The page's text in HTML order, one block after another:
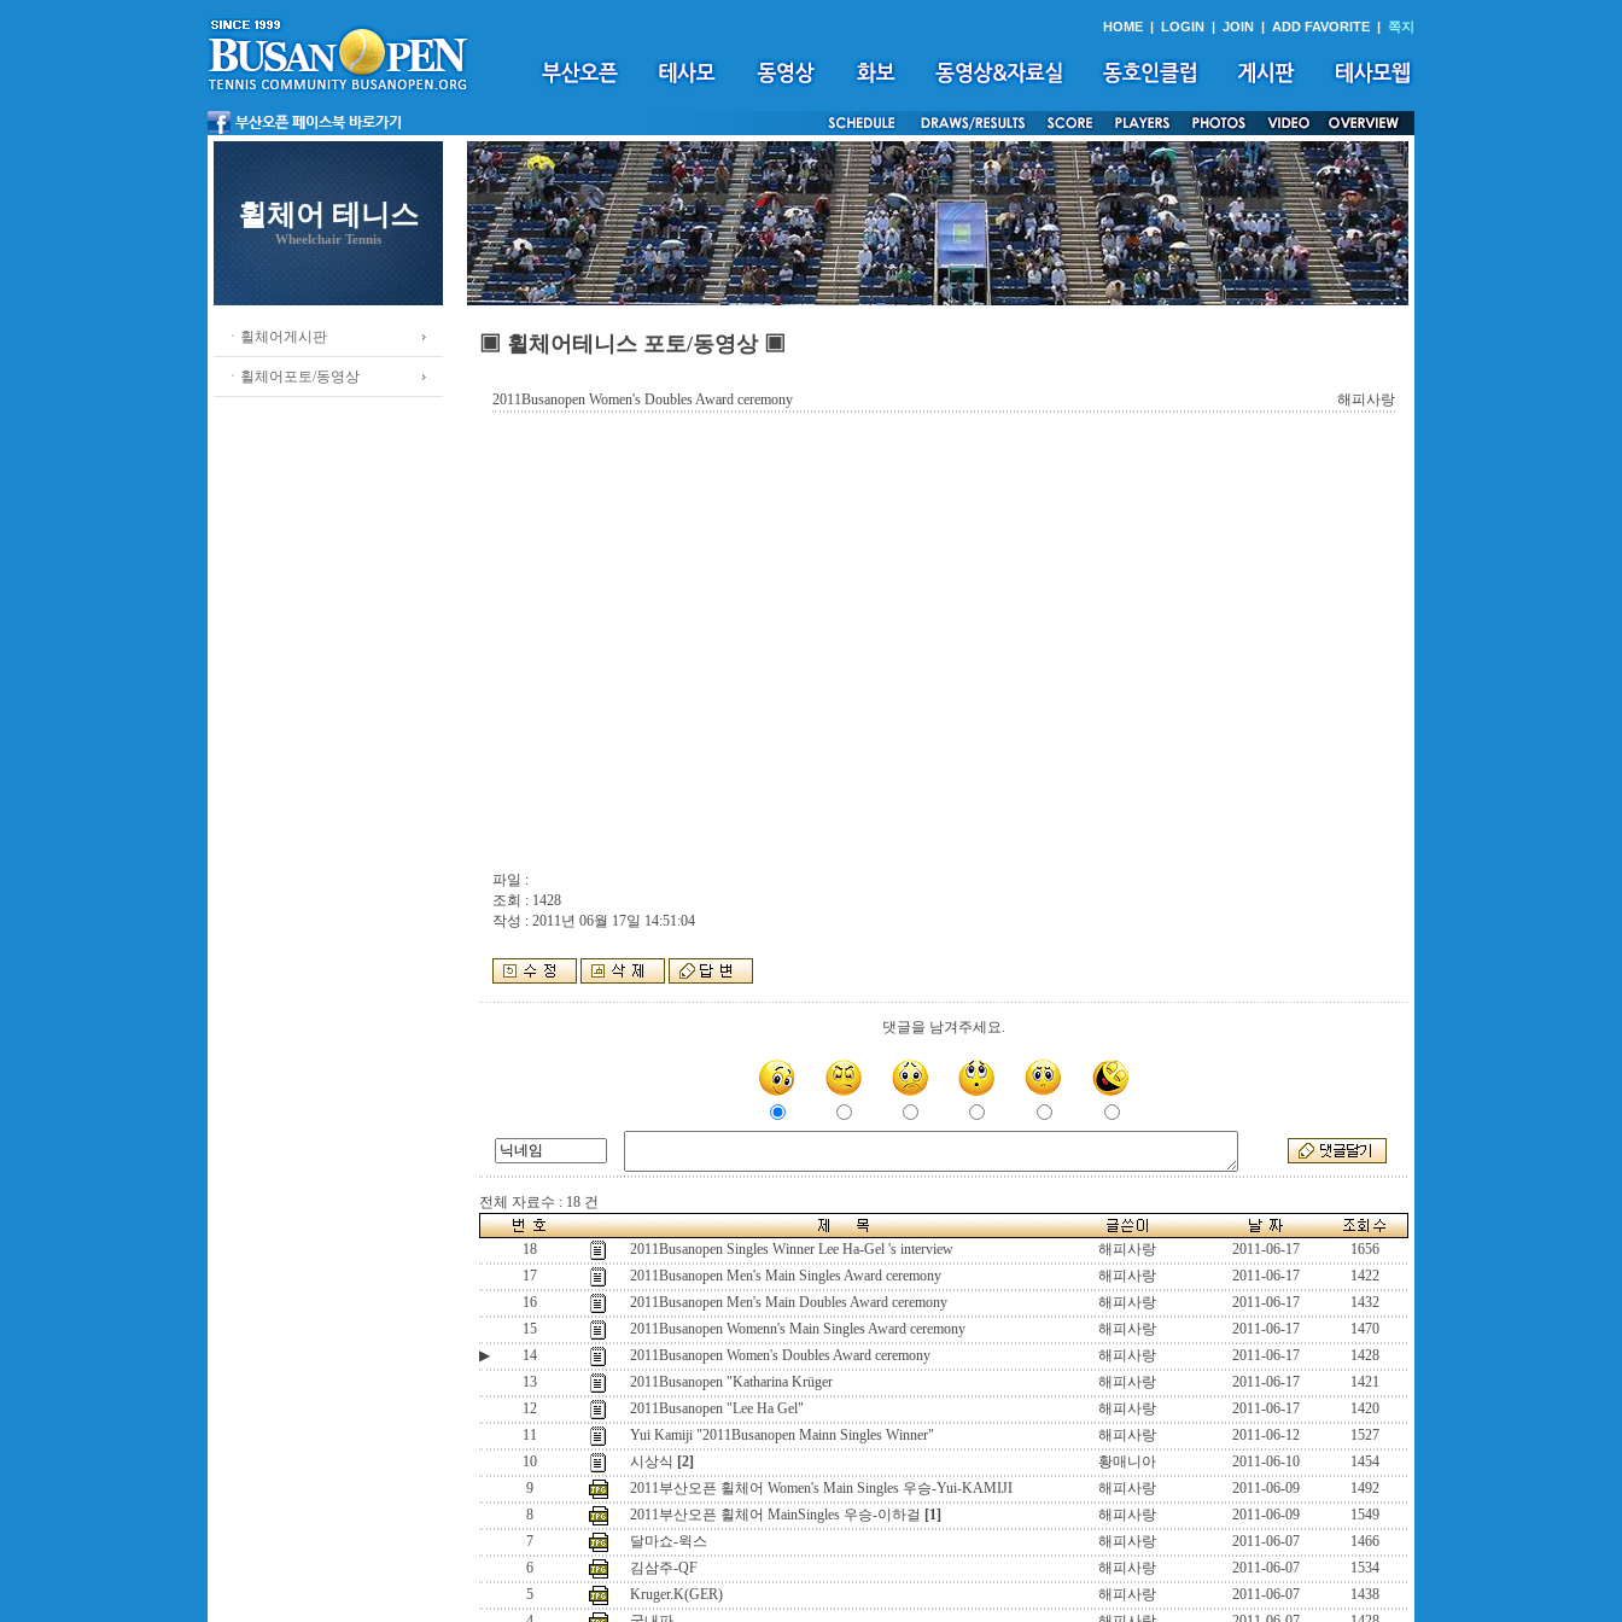
HOME | LOGIN | JOIN | ADD FAVORITE | 쪽지
휠체어 테니스
Wheelchair Tennis
ㆍ휠체어게시판
ㆍ휠체어포토/동영상
▣ 휠체어테니스 포토/동영상 ▣
2011Busanopen Women's Doubles Award ceremony 해피사랑
파일 :
조회 : 1428
작성 : 2011년 06월 17일 14:51:04
댓글을 남겨주세요.
전체 자료수 : 18 건
18 2011Busanopen Singles Winner Lee Ha-Gel 's interview 해피사랑 2011-06-17
1656
17
2011Busanopen Men's Main Singles Award ceremony 해피사랑 2011-06-17
1422
16
2011Busanopen Men's Main Doubles Award ceremony 해피사랑 2011-06-17
1432
15
2011Busanopen Womenn's Main Singles Award ceremony 해피사랑 2011-06-17
1470
▶
14 2011Busanopen Women's Doubles Award ceremony 해피사랑 2011-06-17
1428
13
2011Busanopen "Katharina Krüger 해피사랑 2011-06-17
1421
12
2011Busanopen "Lee Ha Gel" 해피사랑 2011-06-17
1420
11
Yui Kamiji "2011Busanopen Mainn Singles Winner" 해피사랑 2011-06-12
1527
10
시상식 [2] 황매니아 2011-06-10
1454
9
2011부산오픈 휠체어 Women's Main Singles 우승-Yui-KAMIJI 해피사랑 2011-06-09
1492
8
2011부산오픈 휠체어 MainSingles 우승-이하걸 [1] 해피사랑 2011-06-09
1549
7
달마쇼-윅스 해피사랑 2011-06-07
1466
6
김삼주-QF 해피사랑 2011-06-07
1534
5
Kruger.K(GER) 해피사랑 2011-06-07
1438